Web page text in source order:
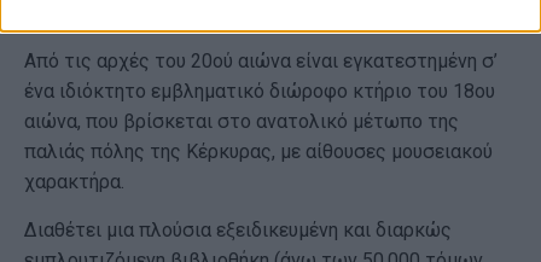
Από τις αρχές του 20ού αιώνα είναι εγκατεστημένη σ’
ένα ιδιόκτητο εμβληματικό διώροφο κτήριο του 18ου
αιώνα, που βρίσκεται στο ανατολικό μέτωπο της
παλιάς πόλης της Κέρκυρας, με αίθουσες μουσειακού
χαρακτήρα.
Διαθέτει μια πλούσια εξειδικευμένη και διαρκώς